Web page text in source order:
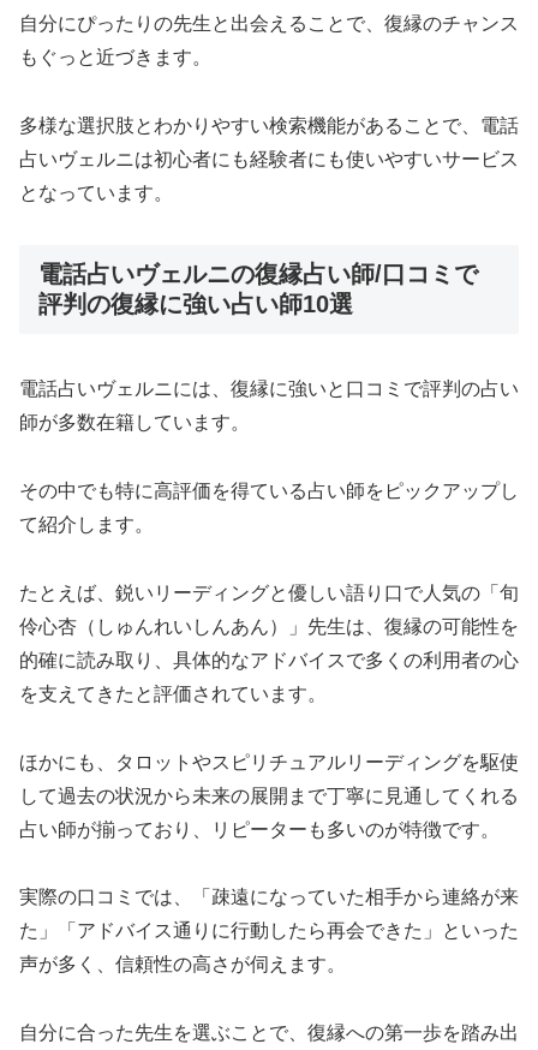
自分にぴったりの先生と出会えることで、復縁のチャンス
もぐっと近づきます。
多様な選択肢とわかりやすい検索機能があることで、電話
占いヴェルニは初心者にも経験者にも使いやすいサービス
となっています。
電話占いヴェルニの復縁占い師/口コミで
評判の復縁に強い占い師10選
電話占いヴェルニには、復縁に強いと口コミで評判の占い
師が多数在籍しています。
その中でも特に高評価を得ている占い師をピックアップし
て紹介します。
たとえば、鋭いリーディングと優しい語り口で人気の「旬
伶心杏（しゅんれいしんあん）」先生は、復縁の可能性を
的確に読み取り、具体的なアドバイスで多くの利用者の心
を支えてきたと評価されています。
ほかにも、タロットやスピリチュアルリーディングを駆使
して過去の状況から未来の展開まで丁寧に見通してくれる
占い師が揃っており、リピーターも多いのが特徴です。
実際の口コミでは、「疎遠になっていた相手から連絡が来
た」「アドバイス通りに行動したら再会できた」といった
声が多く、信頼性の高さが伺えます。
自分に合った先生を選ぶことで、復縁への第一歩を踏み出